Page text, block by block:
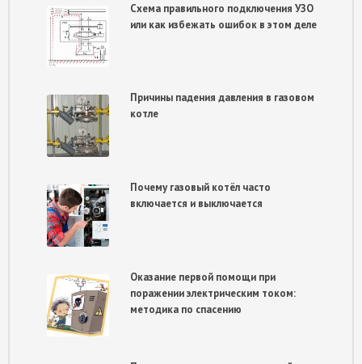
Схема правильного подключения УЗО
или как избежать ошибок в этом деле
Причины падения давления в газовом
котле
Почему газовый котёл часто
включается и выключается
Оказание первой помощи при
поражении электрическим током:
методика по спасению